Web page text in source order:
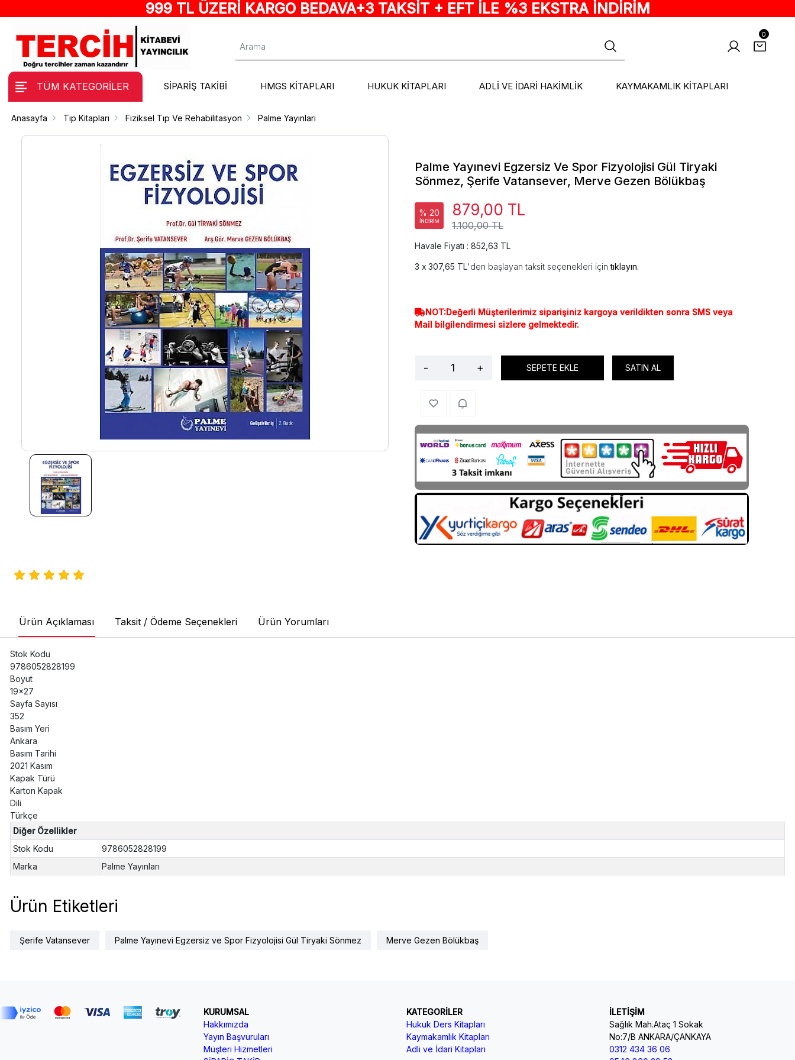
999 TL ÜZERİ KARGO BEDAVA+3 TAKSİT + EFT İLE %3 EKSTRA İNDİRİM
0
TÜM KATEGORİLER SİPARİŞ TAKİBİ HMGS KİTAPLARI HUKUK KİTAPLARI ADLİ VE İDARİ HAKİMLİK KAYMAKAMLIK KİTAPLARI
Anasayfa Tıp Kitapları Fiziksel Tıp Ve Rehabilitasyon Palme Yayınları
Palme Yayınevi Egzersiz Ve Spor Fizyolojisi Gül Tiryaki
Sönmez, Şerife Vatansever, Merve Gezen Bölükbaş
% 20
İNDİRİM 1.100,00 TL
879,00 TL
Havale Fiyatı : 852,63 TL
307,65 TL'den başlayan taksit seçenekleri içintıklayın.
NOT:Değerli Müşterilerimiz siparişiniz kargoya verildikten sonra SMS veya
Mail bilgilendirmesi sizlere gelmektedir.
- + SEPETE EKLE SATIN AL
Ürün Açıklaması Taksit / Ödeme Seçenekleri Ürün Yorumları
Stok Kodu
9786052828199
Boyut
19x27
Sayfa Sayısı
352
Basım Yeri
Ankara
Basım Tarihi
2021 Kasım
Kapak Türü
Karton Kapak
Dili
Türkçe
Diğer Özellikler
Stok Kodu
9786052828199
Marka
Palme Yayınları
Ürün Etiketleri
Şerife Vatansever Palme Yayınevi Egzersiz ve Spor Fizyolojisi Gül Tiryaki Sönmez Merve Gezen Bölükbaş
KURUMSAL
Hakkımızda
Yayın Başvuruları
Müşteri Hizmetleri
KATEGORİLER
Hukuk Ders Kitapları
Kaymakamlık Kitapları
Adli ve İdari Kitapları
İLETİŞİM
Sağlık Mah.Ataç 1 Sokak
No:7/B ANKARA/ÇANKAYA
0312 434 36 06